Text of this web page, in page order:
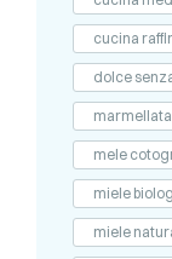
cucina
dolce
mele
miele
miele